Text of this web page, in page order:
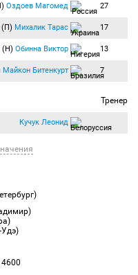
Оздоев Магомед 27
(П) Михалик Тарас 17
(Н) Обинна Виктор 13
Майкон Битенкурт 7
Тренер
Кучук Леонид
4600